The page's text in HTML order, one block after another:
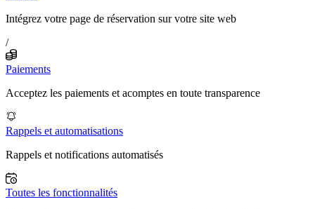
Intégrez votre page de réservation sur votre site web
/
Paiements
Acceptez les paiements et acomptes en toute transparence
Rappels et automatisations
Rappels et notifications automatisés
Toutes les fonctionnalités